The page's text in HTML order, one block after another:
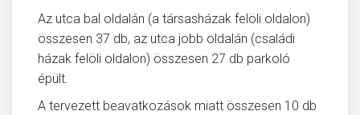
Az utca bal oldalán (a társasházak felöli oldalon)
összesen 37 db, az utca jobb oldalán (családi
házak felöli oldalon) összesen 27 db parkoló
épült.
A tervezett beavatkozások miatt összesen 10 db